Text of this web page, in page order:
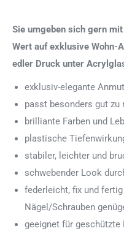
Sie umgeben sich gern
Wert auf exklusive Wohn-
edler Druck unter
exklusiv-elegante
passt besonders gut zu
brilliante Farben und
plastische
stabiler, leichter und
schwebender Look
federleicht, fix und
Nägel/Schrauben
geeignet für geschützte